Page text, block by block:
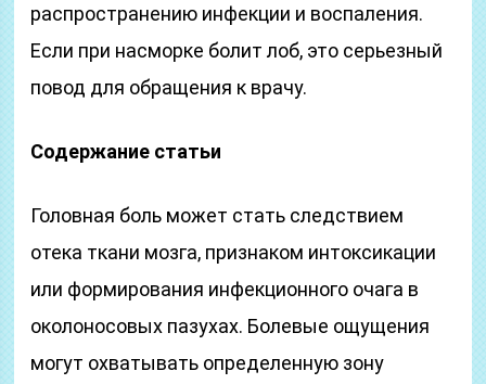
распространению инфекции и воспаления.
Если при насморке болит лоб, это серьезный
повод для обращения к врачу.
Содержание статьи
Головная боль может стать следствием
отека ткани мозга, признаком интоксикации
или формирования инфекционного очага в
околоносовых пазухах. Болевые ощущения
могут охватывать определенную зону